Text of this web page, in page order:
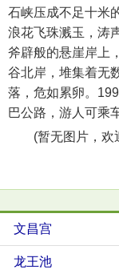
石峡压成不足十米
浪花飞珠溅玉，涛
斧辟般的悬崖岸上
谷北岸，堆集着无
落，危如累卵。
巴公路，游人可乘
(暂无图片，欢
文昌宫
龙王池